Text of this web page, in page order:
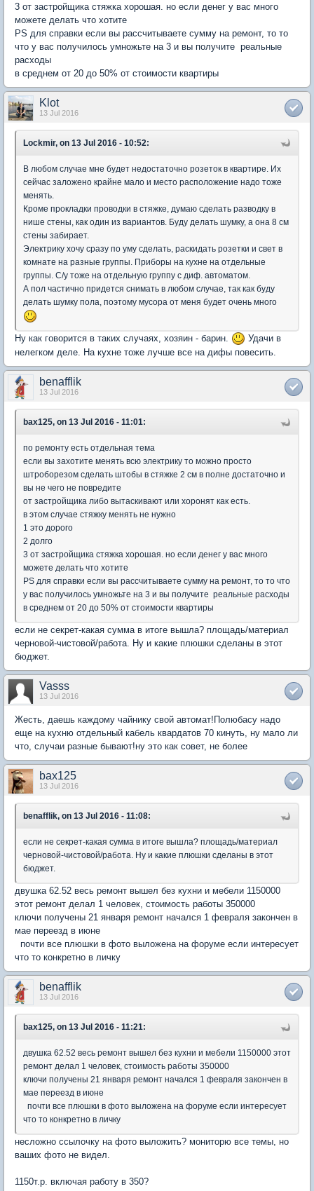
3 от застройщика стяжка хорошая. но если денег у вас много
можете делать что хотите
PS для справки если вы рассчитываете сумму на ремонт, то то
что у вас получилось умножьте на 3 и вы получите реальные
расходы
в среднем от 20 до 50% от стоимости квартиры
Klot
13 Jul 2016
Lockmir, on 13 Jul 2016 - 10:52:
В любом случае мне будет недостаточно розеток в квартире. Их
сейчас заложено крайне мало и место расположение надо тоже
менять.
Кроме прокладки проводки в стяжке, думаю сделать разводку в
нише стены, как один из вариантов. Буду делать шумку, а она 8 см
стены забирает.
Электрику хочу сразу по уму сделать, раскидать розетки и свет в
комнате на разные группы. Приборы на кухне на отдельные
группы. С/у тоже на отдельную группу с диф. автоматом.
А пол частично придется снимать в любом случае, так как буду
делать шумку пола, поэтому мусора от меня будет очень много
Ну как говорится в таких случаях, хозяин - барин.
Удачи в
нелегком деле. На кухне тоже лучше все на дифы повесить.
benafflik
13 Jul 2016
bax125, on 13 Jul 2016 - 11:01:
по ремонту есть отдельная тема
если вы захотите менять всю электрику то можно просто
штроборезом сделать штобы в стяжке 2 см в полне достаточно и
вы не чего не повредите
от застройщика либо вытаскивают или хоронят как есть.
в этом случае стяжку менять не нужно
1 это дорого
2 долго
3 от застройщика стяжка хорошая. но если денег у вас много
можете делать что хотите
PS для справки если вы рассчитываете сумму на ремонт, то то что
у вас получилось умножьте на 3 и вы получите реальные расходы
в среднем от 20 до 50% от стоимости квартиры
если не секрет-какая сумма в итоге вышла? площадь/материал
черновой-чистовой/работа. Ну и какие плюшки сделаны в этот
бюджет.
Vasss
13 Jul 2016
Жесть, даешь каждому чайнику свой автомат!Полюбасу надо
еще на кухню отдельный кабель квардатов 70 кинуть, ну мало ли
что, случаи разные бывают!ну это как совет, не более
bax125
13 Jul 2016
benafflik, on 13 Jul 2016 - 11:08:
если не секрет-какая сумма в итоге вышла? площадь/материал
черновой-чистовой/работа. Ну и какие плюшки сделаны в этот
бюджет.
двушка 62.52 весь ремонт вышел без кухни и мебели 1150000
этот ремонт делал 1 человек, стоимость работы 350000
ключи получены 21 января ремонт начался 1 февраля закончен в
мае переезд в июне
почти все плюшки в фото выложена на форуме если интересует
что то конкретно в личку
benafflik
13 Jul 2016
bax125, on 13 Jul 2016 - 11:21:
двушка 62.52 весь ремонт вышел без кухни и мебели 1150000 этот
ремонт делал 1 человек, стоимость работы 350000
ключи получены 21 января ремонт начался 1 февраля закончен в
мае переезд в июне
почти все плюшки в фото выложена на форуме если интересует
что то конкретно в личку
несложно ссылочку на фото выложить? мониторю все темы, но
ваших фото не видел.
1150т.р. включая работу в 350?